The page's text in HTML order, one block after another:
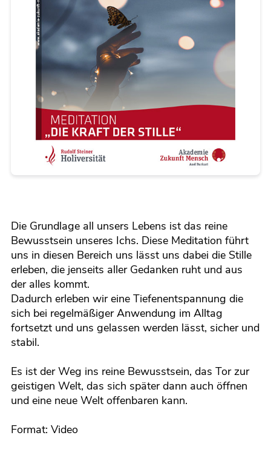
Die Grundlage all unsers Lebens ist das reine
Bewusstsein unseres Ichs. Diese Meditation führt
uns in diesen Bereich uns lässt uns dabei die Stille
erleben, die jenseits aller Gedanken ruht und aus
der alles kommt.
Dadurch erleben wir eine Tiefenentspannung die
sich bei regelmäßiger Anwendung im Alltag
fortsetzt und uns gelassen werden lässt, sicher und
stabil.
Es ist der Weg ins reine Bewusstsein, das Tor zur
geistigen Welt, das sich später dann auch öffnen
und eine neue Welt offenbaren kann.
Format: Video